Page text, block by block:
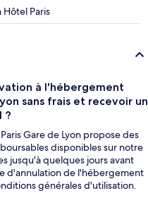
Hôtel Paris
à l'hébergement
sans frais et recevoir un
?
Gare de Lyon propose des
disponibles sur notre
jusqu'à quelques jours avant
d'annulation de l'hébergement
générales d'utilisation.